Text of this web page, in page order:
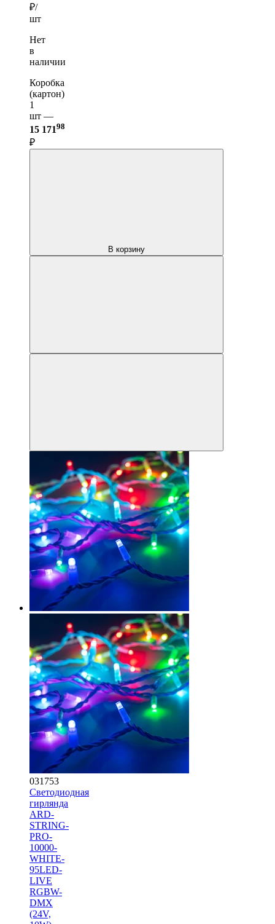
₽/
шт
Нет
в
наличии
Коробка
(картон)
1
шт —
15 17198
₽
В корзину
031753
Светодиодная
гирлянда
ARD-
STRING-
PRO-
10000-
WHITE-
95LED-
LIVE
RGBW-
DMX
(24V,